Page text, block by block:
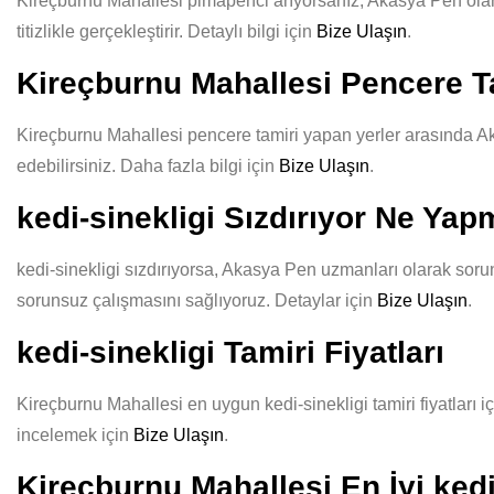
titizlikle gerçekleştirir. Detaylı bilgi için Bize Ulaşın.
Kireçburnu Mahallesi Pencere
Kireçburnu Mahallesi pencere tamiri yapan yerler arasında
edebilirsiniz. Daha fazla bilgi için Bize Ulaşın.
kedi-sinekligi Sızdırıyor Ne
kedi-sinekligi sızdırıyorsa, Akasya Pen uzmanları olarak
sorunsuz çalışmasını sağlıyoruz. Detaylar için Bize Ulaşın.
kedi-sinekligi Tamiri Fiyatları
Kireçburnu Mahallesi en uygun kedi-sinekligi tamiri fiyatları
incelemek için Bize Ulaşın.
Kireçburnu Mahallesi En İyi